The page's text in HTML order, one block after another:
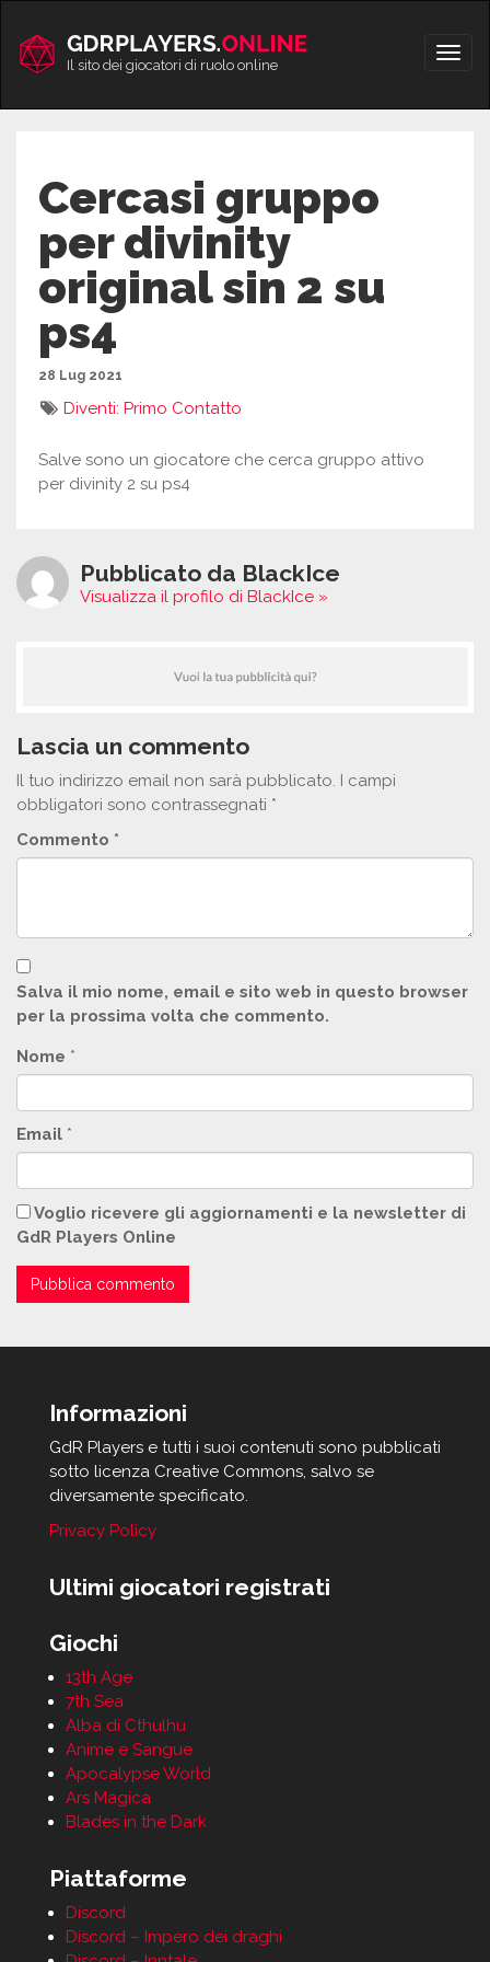
contenuto
Apri/
Il sito dei giocatori di ruolo online
Cercasi gruppo
per divinity
original sin 2 su
ps4
28 Lug 2021
Diventi: Primo Contatto
Salve sono un giocatore che cerca gruppo attivo
per divinity 2 su ps4
Pubblicato da BlackIce
Visualizza il profilo di BlackIce »
Lascia un commento
Il tuo indirizzo email non sarà pubblicato. I campi
obbligatori sono contrassegnati *
Commento *
Salva il mio nome, email e sito web in questo browser
per la prossima volta che commento.
Nome *
Email *
Voglio ricevere gli aggiornamenti e la newsletter di
GdR Players Online
Informazioni
GdR Players e tutti i suoi contenuti sono pubblicati
sotto licenza Creative Commons, salvo se
diversamente specificato.
Privacy Policy
Ultimi giocatori registrati
Giochi
13th Age
7th Sea
Alba di Cthulhu
Anime e Sangue
Apocalypse World
Ars Magica
Blades in the Dark
Piattaforme
Discord
Discord – Impero dei draghi